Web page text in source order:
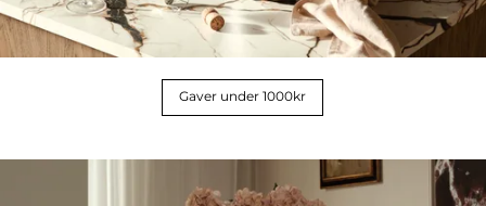
Gaver under 1000kr